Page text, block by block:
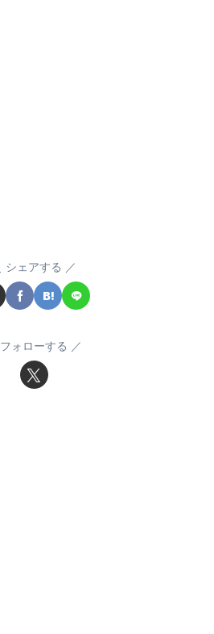
シェアする
フォローする